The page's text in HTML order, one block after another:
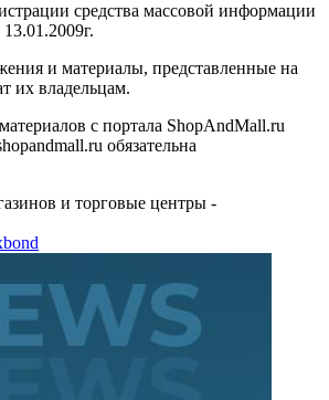
средства массовой информации
и материалы, представленные на
их владельцам.
с портала ShopAndMall.ru
обязательна
и торговые центры -